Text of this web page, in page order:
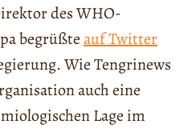
des WHO-
begrüßteauf Twitter
Wie Tengrinews
auch eine
Lage im